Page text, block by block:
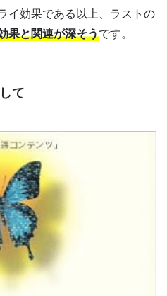
イ効果である以上、ラストの
果と関連が深そうです。
て